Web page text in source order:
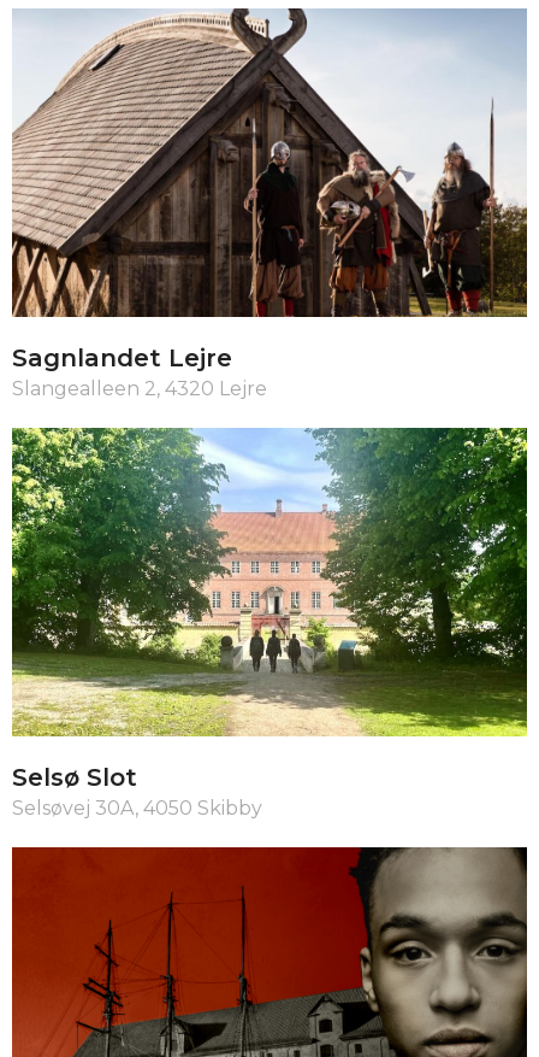
Sagnlandet Lejre
Slangealleen 2, 4320 Lejre
Selsø Slot
Selsøvej 30A, 4050 Skibby